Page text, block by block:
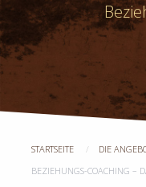
STARTSEITE DIE
BEZIEHUNGS-COACHING –